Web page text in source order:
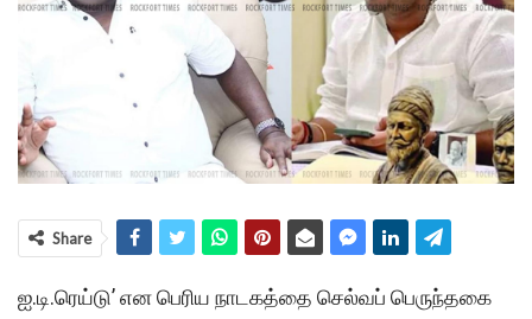
Share
ஐ.டி.ரெய்டு’ என பெரிய நாடகத்தை செல்வப் பெருந்தகை